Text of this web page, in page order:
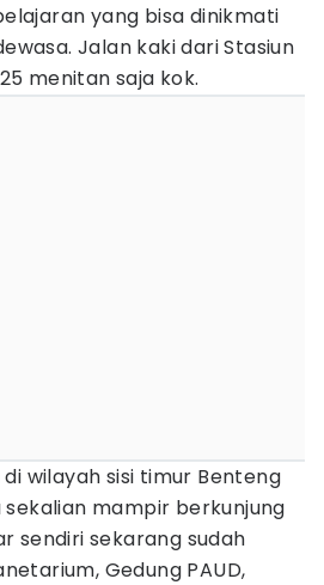
yang bisa dinikmati
Jalan kaki dari Stasiun
menitan saja kok.
wilayah sisi timur Benteng
sekalian mampir berkunjung
sendiri sekarang sudah
Gedung PAUD,